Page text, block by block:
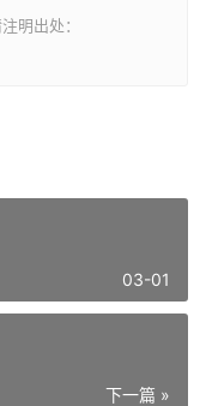
明出处：
03-01
下一篇 »